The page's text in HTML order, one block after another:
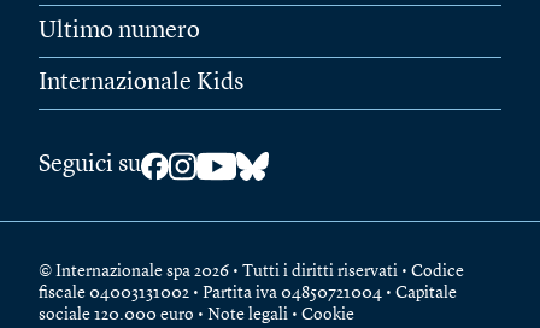
Ultimo numero
Internazionale Kids
Seguici su
© Internazionale spa 2026 • Tutti i diritti riservati • Codice
fiscale 04003131002 • Partita iva 04850721004 • Capitale
sociale 120.000 euro • Note legali • Cookie